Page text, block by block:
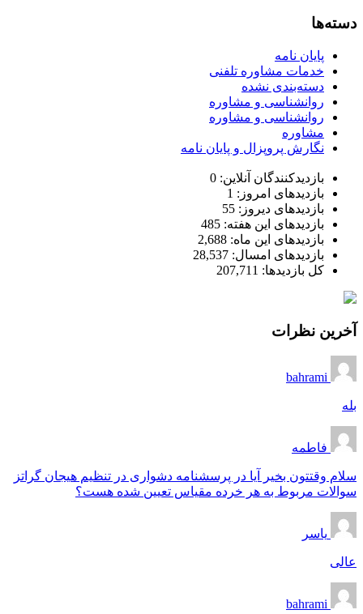
دسته‌ها
پایان نامه
خدمات مشاوره تلفنی
دسته‌بندی نشده
روانشناسی و مشاوره
روانشناسی و مشاوره
مشاوره
نگارش پروپزال و پایان نامه
بازدیدکنندگان آنلاین: 0
بازدیدهای امروز: 1
بازدیدهای دیروز: 55
بازدیدهای این هفته: 485
بازدیدهای این ماه: 2,688
بازدیدهای امسال: 28,537
کل بازدیدها: 207,711
آخرین نظرات
bahrami
بله
فاطمه
سلام وقتتون بخیر آیا در پرسشنامه دشواری در تنظیم هیجان گراتز
سوالات مربوط به هر خرده مقیاس تعیین شده هست؟
یاسر
عالی
bahrami